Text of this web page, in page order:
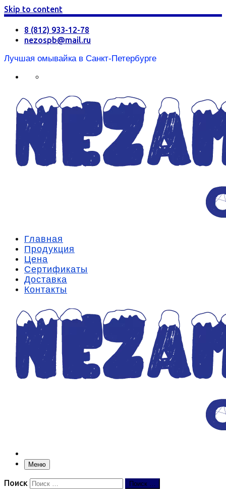
Skip to content
8 (812) 933-12-78
nezospb@mail.ru
Лучшая омывайка в Санкт-Петербурге
Главная
Продукция
Цена
Сертификаты
Доставка
Контакты
Меню
Поиск Поиск …